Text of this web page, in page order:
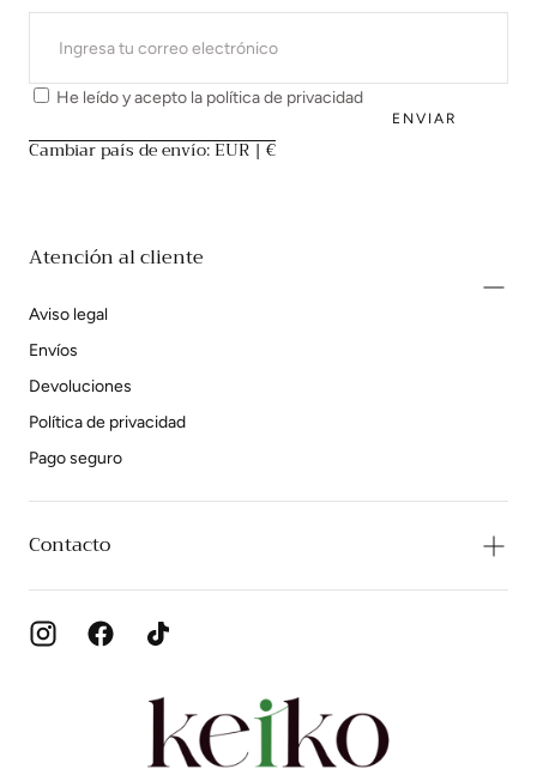
CORREO
He leído y acepto la política de privacidad
ENVIAR
Cambiar país de envío: EUR | €
Atención al cliente
Aviso legal
Envíos
Devoluciones
Política de privacidad
Pago seguro
Contacto